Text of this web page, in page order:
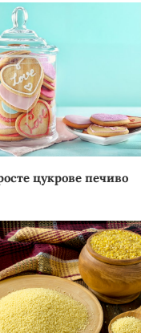
цукрове печиво